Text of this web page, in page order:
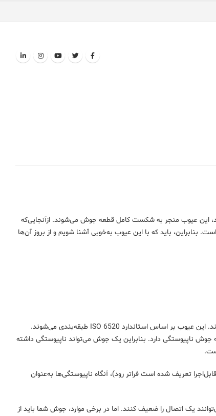
این عیوب منجر به شکست کامل قطعه جوش می‌شوند. ازآنجایی‌که
بنابراین، باید که با این عیوب به‌خوبی آشنا شویم و از بروز آن‌ها
به‌طور خلاصه، عیب جوش هرگونه نقصی است که استفاده و کارایی قطعه جوش را با مشکل مواجه می‌کند. این عیوب بر اساس استاندارد ISO 6520 طبقه‌بندی می‌شوند.
ناپیوستگی دارد. بنابراین یک جوش می‌تواند ناپیوستگی داشته
تعریف شده است فراتر رود)، آنگاه ناپیوستگی‌ها به‌عنوان
یک اتصال را ضعیف کنند. اما در برخی موارد، جوش شما باید از